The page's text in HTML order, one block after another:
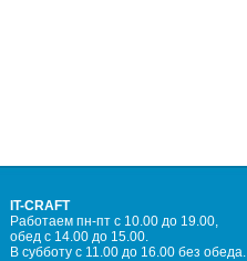
IT-CRAFT
Работаем пн-пт с 10.00 до 19.00,
обед с 14.00 до 15.00.
В субботу с 11.00 до 16.00 без обеда.